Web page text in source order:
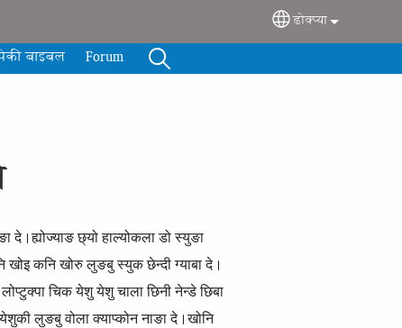
Select your
ढोक्प्या
बाइबल Forum
दे।ह्योज्याङ छ्यो हाल्योकला डो स्युङा
खोइ कनि खोरु लुङबु स्युक छेन्दी ग्याबा दे।
चिक येशु येशु चाला छिनी नेन्डे छिबा
लुङबु वोला क्याप्कोन नाङा दे।खोनि